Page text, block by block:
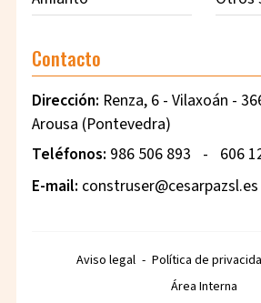
Contacto
Dirección: Renza, 6 - Vilaxoán -
Arousa (Pontevedra)
Teléfonos: 986 506 893 - 606
E-mail: construser@cesarpazsl.es
Aviso legal - Política de
Área Interna